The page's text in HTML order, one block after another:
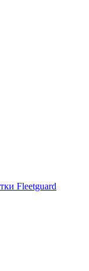
Fleetguard